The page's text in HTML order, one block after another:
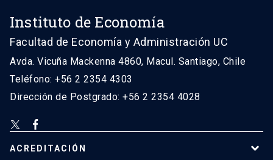
Instituto de Economía
Facultad de Economía y Administración UC
Avda. Vicuña Mackenna 4860, Macul. Santiago, Chile
Teléfono: +56 2 2354 4303
Dirección de Postgrado: +56 2 2354 4028
ACREDITACIÓN